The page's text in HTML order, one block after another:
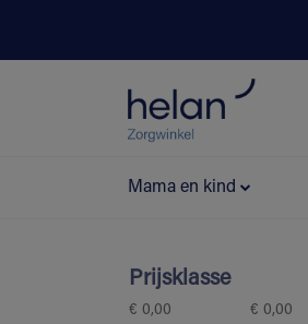
Mama en kind
Prijsklasse
€ 0,00 € 0,00